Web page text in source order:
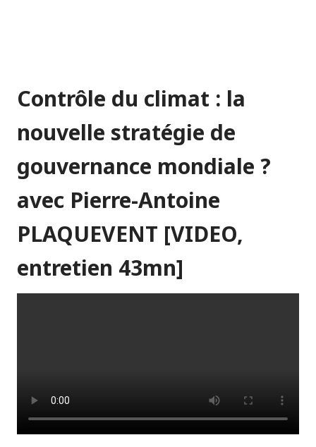
Contrôle du climat : la
nouvelle stratégie de
gouvernance mondiale ?
avec Pierre-Antoine
PLAQUEVENT [VIDEO,
entretien 43mn]